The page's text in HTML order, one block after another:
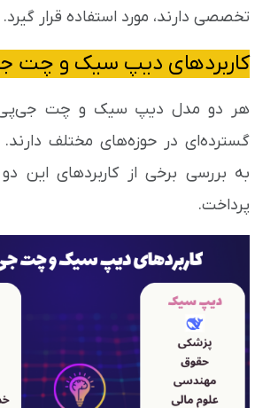
تخصصی دارند، مورد استفاده قرار گیرد.
کاربردهای دیپ سیک و چت
هر دو مدل دیپ سیک و چت
گسترده‌ای در حوزه‌های مختلف
به بررسی برخی از کاربردهای این
پرداخت.